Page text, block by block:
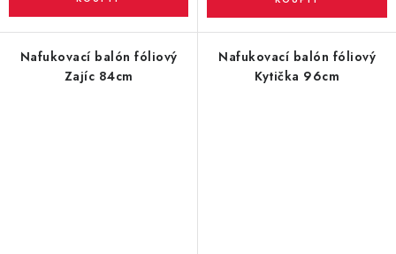
Nafukovací balón fóliový
Zajíc 84cm
Nafukovací balón fóliový
Kytička 96cm